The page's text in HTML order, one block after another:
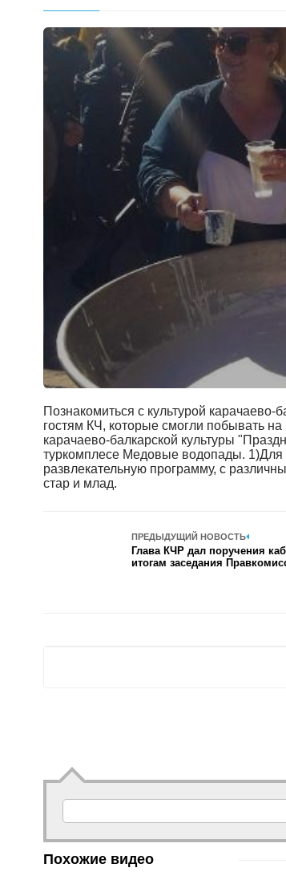
Познакомиться с культурой
гостям КЧ, которые смогли побывать
карачаево-балкарской культуры
туркомплесе Медовые водопады. 1)Для
развлекательную программу, с
стар и млад.
ПРЕДЫДУЩИЙ НОВОСТЬ
Глава КЧР дал поручения
итогам заседания
Похожие видео